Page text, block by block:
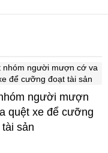
người mượn
quệt xe để cưỡng
sản